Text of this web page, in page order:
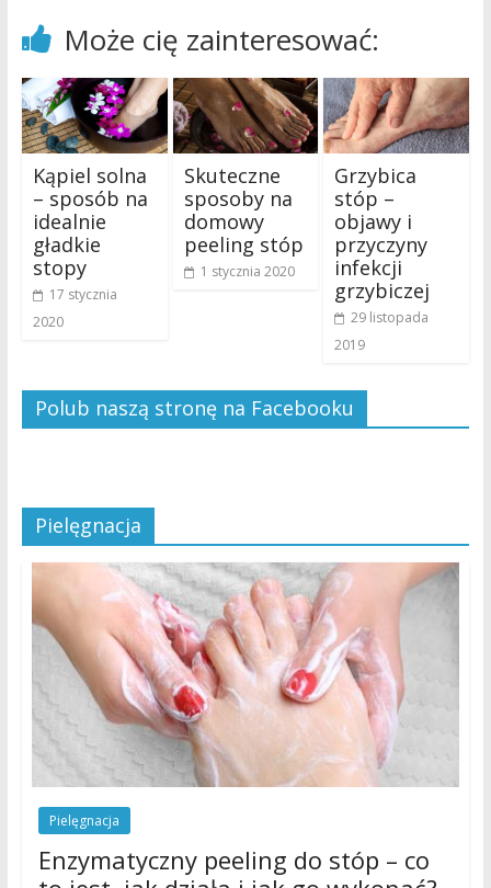
Może cię zainteresować:
Kąpiel solna
– sposób na
idealnie
gładkie
stopy
17 stycznia
2020
Skuteczne
sposoby na
domowy
peeling stóp
1 stycznia 2020
Grzybica
stóp –
objawy i
przyczyny
infekcji
grzybiczej
29 listopada
2019
Polub naszą stronę na Facebooku
Pielęgnacja
Pielęgnacja
Enzymatyczny peeling do stóp – co